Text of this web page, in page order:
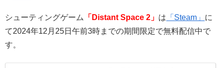
シューティングゲーム 「Distant Space 2」 は 「Steam」 に
て2024年12月25日午前3時までの期間限定で無料配信中で
す。